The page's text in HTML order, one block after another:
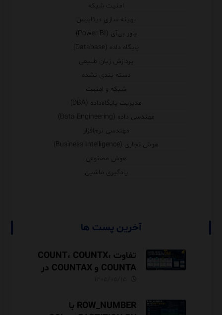
امنیت شبکه
بهینه سازی دیتابیس
پاور بی‌آی (Power BI)
پایگاه داده (Database)
پردازش زبان طبیعی
دسته بندی نشده
شبکه و امنیت
مدیریت پایگاه‌داده (DBA)
مهندسی داده (Data Engineering)
مهندسی نرم‌افزار
هوش تجاری (Business Intelligence)
هوش مصنوعی
یادگیری ماشین
آخرین پست ها
تفاوت COUNT، COUNTX،
COUNTA و COUNTAX در
ROW_NUMBER با